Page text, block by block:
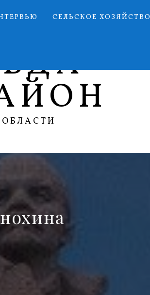
СЕЛЬСКОЕ ХОЗЯЙСТВО